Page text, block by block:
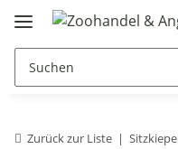
Zurück zur Liste